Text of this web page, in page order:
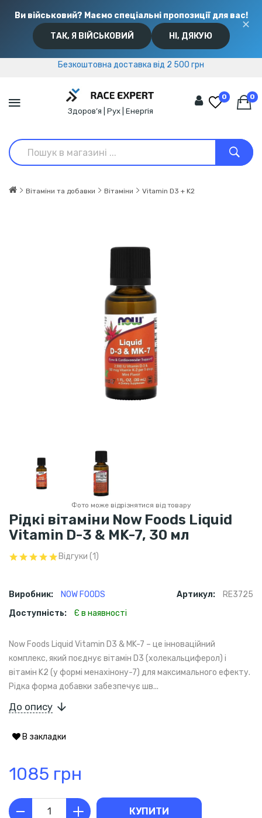
Ви військовий? Маємо спеціальні пропозиції для вас!
ТАК, Я ВІЙСЬКОВИЙ НІ, ДЯКУЮ
✕
Безкоштовна доставка від 2 500 грн
Безкоштовна доставка від 2 500 грн
Здоров’я | Рух | Енергія
0 0
Вітаміни та добавки Вітаміни Vitamin D3 + K2
Фото може відрізнятися від товару
Рідкі вітаміни Now Foods Liquid
Vitamin D-3 & MK-7, 30 мл
Відгуки (1)
Виробник: NOW FOODS Артикул:
RE3725
Доступність:
Є в наявності
Now Foods Liquid Vitamin D3 & MK-7 – це інноваційний
комплекс, який поєднує вітамін D3 (холекальциферол) і
вітамін K2 (у формі менахінону-7) для максимального ефекту.
Рідка форма добавки забезпечує шв...
До опису
В закладки
1085 грн
КУПИТИ